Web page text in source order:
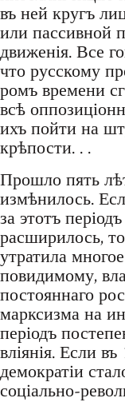
въ ней кругъ
или пассивной
движенія. Все
что русскому
ромъ времени
всѣ
ихъ пойти на
крѣпости. . .
Прошло пять
измѣнилось.
за этотъ
расширилось,
утратила
повидимому,
постояннаго
марксизма на
періодъ
вліянія. Если
демократіи
соціально-